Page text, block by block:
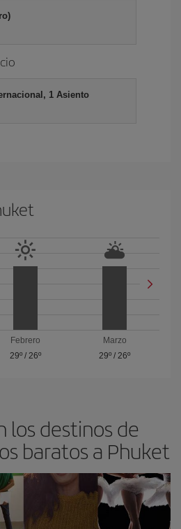
1 Asiento
Febrero
29º/ 26º
Marzo
29º /26º
los destinos de
baratos a Phuket